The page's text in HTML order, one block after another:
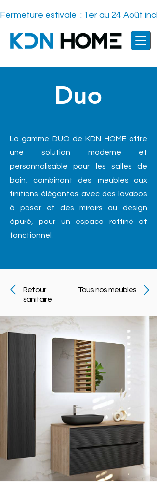
Fermeture estivale  : 1er au 24 Août
Duo
La gamme DUO de KDN HOME offre
une solution moderne et
personnalisable pour les salles de
bain, combinant des meubles aux
finitions élégantes avec des lavabos
à poser et des miroirs au design
épuré, pour un espace raffiné et
fonctionnel.
Retour
sanitaire
Tous nos meubles